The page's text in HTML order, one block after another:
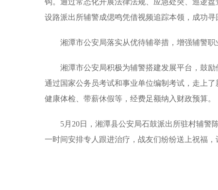
钩。通过常态化开展法律法规、应急处突、巡逻
设路派出所辅警成偲鸣凭借视频追踪本领，成功寻
湘潭市公安局落实从优待辅举措，增强辅警
湘潭市公安局积极为辅警搭建发展平台，鼓
通过国家公务员考试和事业单位编制考试，走上
健康体检、带薪休假等，经费足额纳入财政预算。
5月20日，湘潭县公安局石鼓派出所驻村辅警
一时间安排专人跟进治疗，战友们纷纷送上祝福，